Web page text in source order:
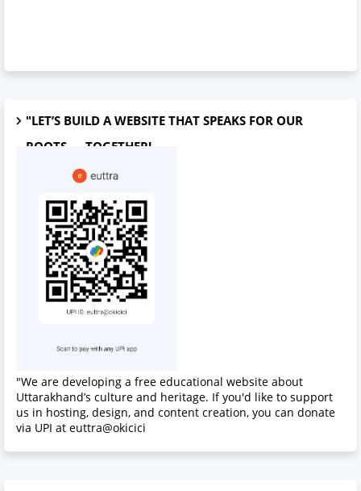
"LET’S BUILD A WEBSITE THAT SPEAKS FOR OUR
ROOTS — TOGETHER!
"We are developing a free educational website about
Uttarakhand’s culture and heritage. If you'd like to support
us in hosting, design, and content creation, you can donate
via UPI at euttra@okicici